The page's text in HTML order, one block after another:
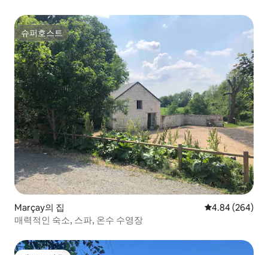
슈퍼호스트
슈퍼호스트
Marçay의 집 평점 4.84점(5
4.84 (264)
매력적인 숙소, 스파, 온수 수영장